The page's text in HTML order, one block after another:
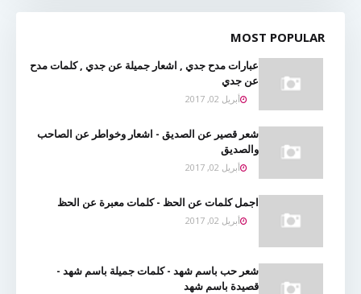
MOST POPULAR
عبارات مدح جدي , اشعار جميلة عن جدي , كلمات مدح
عن جدي
أبريل 02, 2017
شعر قصير عن الصديق - اشعار وخواطر عن الصاحب
والصديق
أبريل 02, 2017
اجمل كلمات عن الحظ - كلمات معبرة عن الحظ
أبريل 02, 2017
شعر حب باسم شهد - كلمات جميلة باسم شهد -
قصيدة باسم شهد